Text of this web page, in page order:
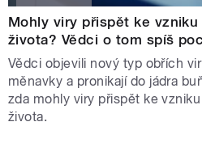
Mohly viry přispět ke
života? Vědci o tom spíš
Vědci objevili nový typ obřích
měnavky a pronikají do jádra
zda mohly viry přispět ke
života.